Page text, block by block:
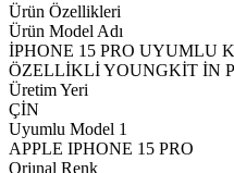
Ürün Özellikleri
Ürün Model Adı
İPHONE 15 PRO UYUMLU
ÖZELLİKLİ YOUNGKİT İN
Üretim Yeri
ÇİN
Uyumlu Model 1
APPLE IPHONE 15 PRO
Orjınal Renk